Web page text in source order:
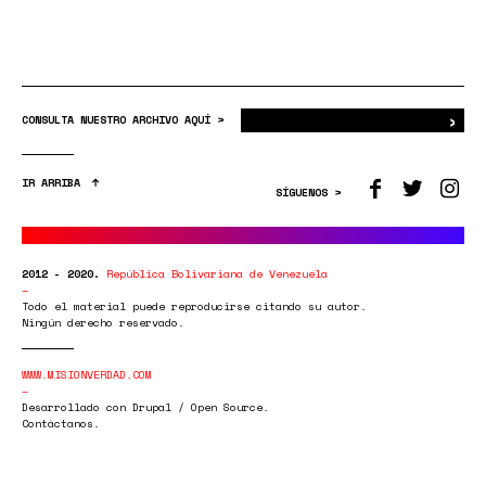
CONSULTA NUESTRO ARCHIVO AQUÍ > ›
IR ARRIBA
SÍGUENOS >
2012 - 2020. República Bolivariana de Venezuela
Todo el material puede reproducirse citando su autor.
Ningún derecho reservado.
WWW.MISIONVERDAD.COM
Desarrollado con Drupal / Open Source.
Contáctanos.